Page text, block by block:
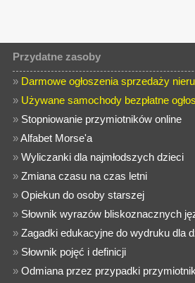
Przydatne zasoby
» Darmowe ogłoszenia sprzedaży
» Używane samochody bezpłatne
» Stopniowanie przymiotników online
»Alfabet Morse'a
»Wyliczanki dla najmłodszych dzieci
»Zmiana czasu na czas letni
»Opiekun do osoby starszej
» Słownik wyrazów bliskoznacznych
»Zagadki edukacyjne do wydruku dla
» Słownik pojęć i definicji
»Odmiana przez przypadki